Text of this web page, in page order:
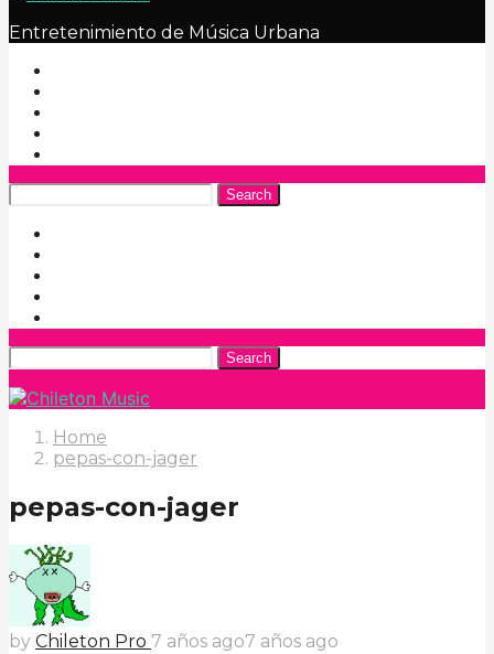
Entretenimiento de Música Urbana
Search
Search
Home
pepas-con-jager
pepas-con-jager
by Chileton Pro 7 años ago7 años ago